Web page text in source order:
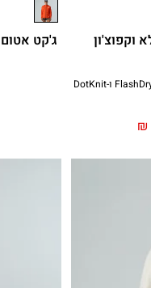
וקפוצ'ון
ג'קט טיולים עם קפוצ'ון עם טכנולוגיות FlashDry-Pro ו-DotKnit
₪